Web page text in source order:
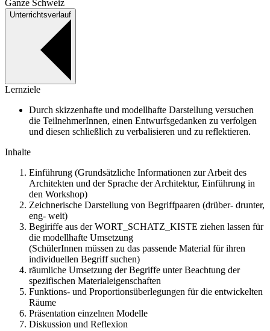
Ganze Schweiz
Unterrichtsverlauf
Lernziele
Durch skizzenhafte und modellhafte Darstellung versuchen
die TeilnehmerInnen, einen Entwurfsgedanken zu verfolgen
und diesen schließlich zu verbalisieren und zu reflektieren.
Inhalte
Einführung (Grundsätzliche Informationen zur Arbeit des
Architekten und der Sprache der Architektur, Einführung in
den Workshop)
Zeichnerische Darstellung von Begriffpaaren (drüber- drunter,
eng- weit)
Begiriffe aus der WORT_SCHATZ_KISTE ziehen lassen für
die modellhafte Umsetzung
(SchülerInnen müssen zu das passende Material für ihren
individuellen Begriff suchen)
räumliche Umsetzung der Begriffe unter Beachtung der
spezifischen Materialeigenschaften
Funktions- und Proportionsüberlegungen für die entwickelten
Räume
Präsentation einzelnen Modelle
Diskussion und Reflexion